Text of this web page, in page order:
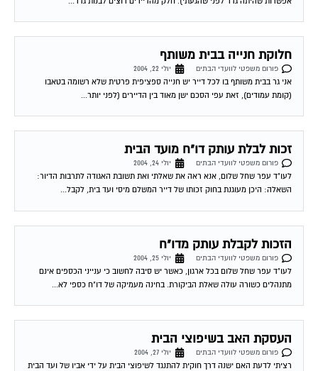
חלוקת חנייה בבית משותף
פורום משפטי לוועדי הבתים
יולי 22, 2004
אני גר בבית משותף בו לכל דייר יש חנייה ספציפית פרטית שלא רשומה בטאבו
(קומת עמודים), זאת עפי הסכם ישן מאוד בין הדיירים (לפני יותר...
זכות לבלת עותק דו"ח מועד הבית
פורום משפטי לוועדי הבתים
יולי 24, 2004
לעו"ד עפר שחל שלום, אנא ראה את שאלתי ואת תשובת האגודה לתרבות הדיור:
השאלה: היכן מעוגנת בחוק זכותו של דייר המשלם מיסי ועד בית, לקבל...
הזכות לקבלת עותק מדו"ח
פורום משפטי לוועדי הבתים
יולי 25, 2004
לעו"ד עפר שחל שלום בכל ארגון, כאשר יש סיבה לחשוב כי ענייני הכספים אינם
מתנהלים כשורה עולה שאלת הביקורת. בחינה מעמיקה של דו"ח כספי לא...
העסקת האב בשיפוצי הבית
פורום משפטי לוועדי הבתים
יולי 27, 2004
רציתי לדעת האם ישנה דרך חוקית להתנגד לשיפוצי הבית על ידי אביו של ועד הבית